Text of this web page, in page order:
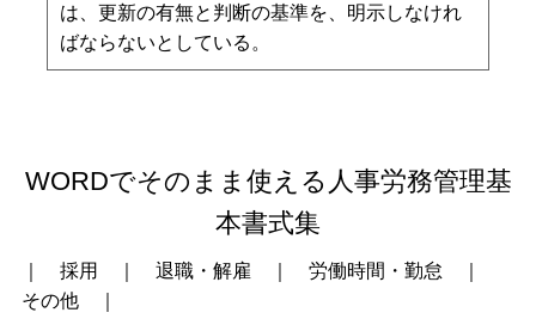
は、更新の有無と判断の基準を、明示しなけれ
ばならないとしている。
WORDでそのまま使える人事労務管理基
本書式集
採用 退職・解雇 労働時間・勤怠
その他